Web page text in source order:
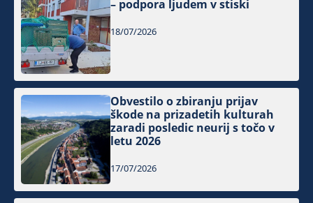
– podpora ljudem v stiski
18/07/2026
Obvestilo o zbiranju prijav
škode na prizadetih kulturah
zaradi posledic neurij s točo v
letu 2026
17/07/2026